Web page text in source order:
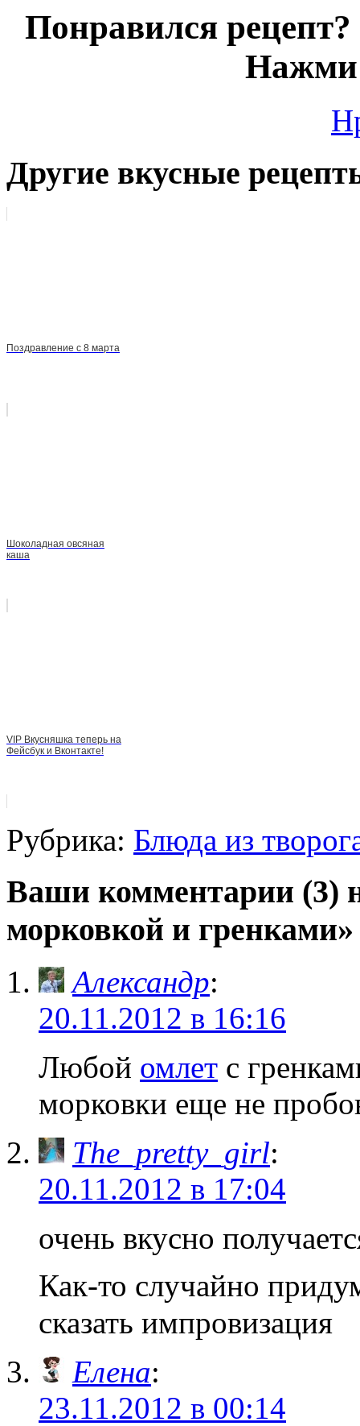
Понравился
Нажми
Другие вкусные
Поздравление с 8 марта
Шоколадная овсяная
каша
VIP Вкусняшка теперь на
Фейсбук и Вконтакте!
Рубрика: Блюда из
Ваши комментарии (3)
морковкой и гренками»
Александр:
20.11.2012 в 16:16
Любой омлет с
морковки еще не
The_pretty_girl:
20.11.2012 в 17:04
очень вкусно
Как-то случайно
сказать импровизация
Елена:
23.11.2012 в 00:14